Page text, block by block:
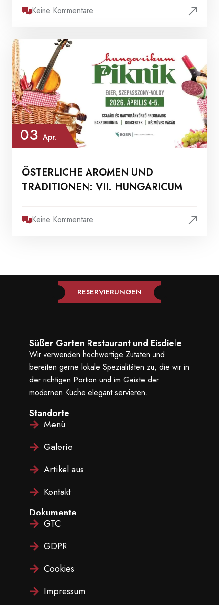
Keine Kommentare
03 Apr.
ÖSTERLICHE AROMEN UND
TRADITIONEN: VII. HUNGARICUM
Keine Kommentare
RESERVIERUNGEN
Süßer Garten Restaurant und Eisdiele
Wir verwenden hochwertige Zutaten und
bereiten gerne lokale Spezialitäten zu, die wir in
der richtigen Portion und im Geiste der
modernen Küche elegant servieren.
Standorte
Menü
Galerie
Artikel aus
Kontakt
Dokumente
GTC
GDPR
Cookies
Impressum